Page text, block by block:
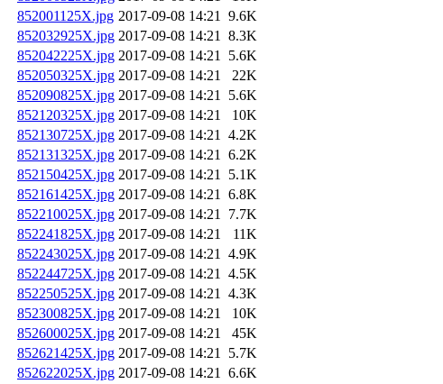
852001125X.jpg 2017-09-08 14:21 9.6K
852032925X.jpg 2017-09-08 14:21 8.3K
852042225X.jpg 2017-09-08 14:21 5.6K
852050325X.jpg 2017-09-08 14:21
22K
852090825X.jpg 2017-09-08 14:21 5.6K
852120325X.jpg 2017-09-08 14:21
10K
852130725X.jpg 2017-09-08 14:21 4.2K
852131325X.jpg 2017-09-08 14:21 6.2K
852150425X.jpg 2017-09-08 14:21 5.1K
852161425X.jpg 2017-09-08 14:21 6.8K
852210025X.jpg 2017-09-08 14:21 7.7K
852241825X.jpg 2017-09-08 14:21
11K
852243025X.jpg 2017-09-08 14:21 4.9K
852244725X.jpg 2017-09-08 14:21 4.5K
852250525X.jpg 2017-09-08 14:21 4.3K
852300825X.jpg 2017-09-08 14:21
10K
852600025X.jpg 2017-09-08 14:21
45K
852621425X.jpg 2017-09-08 14:21 5.7K
852622025X.jpg 2017-09-08 14:21 6.6K